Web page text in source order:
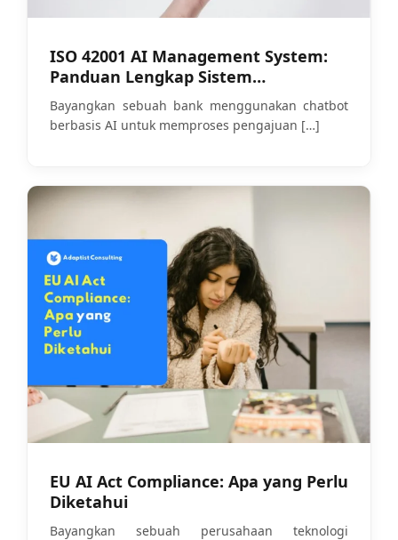
ISO 42001 AI Management System:
Panduan Lengkap Sistem
Manajemen Kecerdasan Buatan
untuk Perusahaan
Bayangkan sebuah bank menggunakan chatbot
berbasis AI untuk memproses pengajuan […]
EU AI Act Compliance: Apa yang Perlu
Diketahui
Bayangkan sebuah perusahaan teknologi